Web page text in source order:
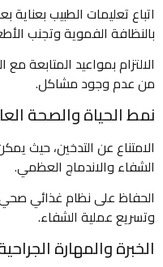
اتباع تعليمات الطبيب بعناية
بالنظافة الفموية وتجنب
الالتزام بمواعيد المتابعة
من عدم وجود مشاكل.
نمط الحياة والصحة
الامتناع عن التدخين، حيث
الشفاء والاندماج العظمي.
الحفاظ على نظام غذائي
وتسريع عملية الشفاء.
الخبرة والمهارة